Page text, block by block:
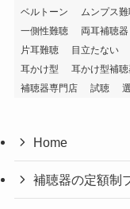
ベルトーン
ムンプス
一側性難聴
両耳補聴器
片耳難聴
目立たない
耳かけ型
耳かけ型補
補聴器専門店
試聴
Home
補聴器の定額制